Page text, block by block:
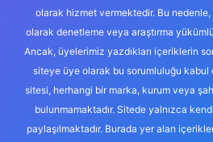
olarak hizmet vermektedir. Bu
olarak denetleme veya araştırma
Ancak, üyelerimiz yazdıkları içeriklerin
siteye üye olarak bu sorumluluğu kabul
sitesi, herhangi bir marka, kurum veya
bulunmamaktadır. Sitede yalnızca
paylaşılmaktadır. Burada yer alan